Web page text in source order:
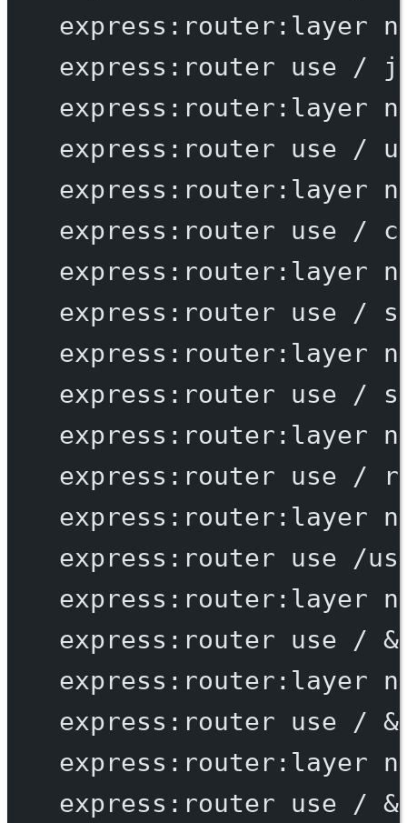
express:router:layer
express:router
use /
express:router:layer
express:router
use /
express:router:layer
express:router
use /
express:router:layer
express:router
use /
express:router:layer
express:router
use /
express:router:layer
express:router
use /
express:router:layer
express:router
use
/
express:router:layer
express:router
use / &
express:router:layer
express:router
use / &
express:router:layer
express:router
use / &